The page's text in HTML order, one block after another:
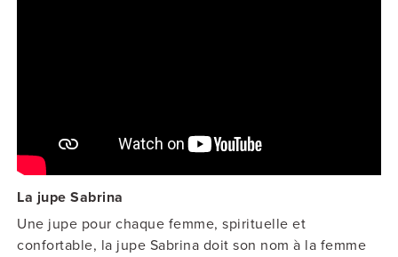
La jupe Sabrina
Une jupe pour chaque femme, spirituelle et
confortable, la jupe Sabrina doit son nom à la femme